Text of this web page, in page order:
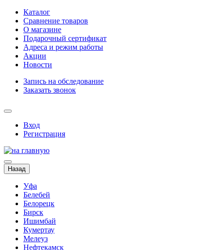
Каталог
Сравнение товаров
О магазине
Подарочный сертификат
Адреса и режим работы
Акции
Новости
Запись на обследование
Заказать звонок
Вход
Регистрация
Назад
Уфа
Белебей
Белорецк
Бирск
Ишимбай
Кумертау
Мелеуз
Нефтекамск